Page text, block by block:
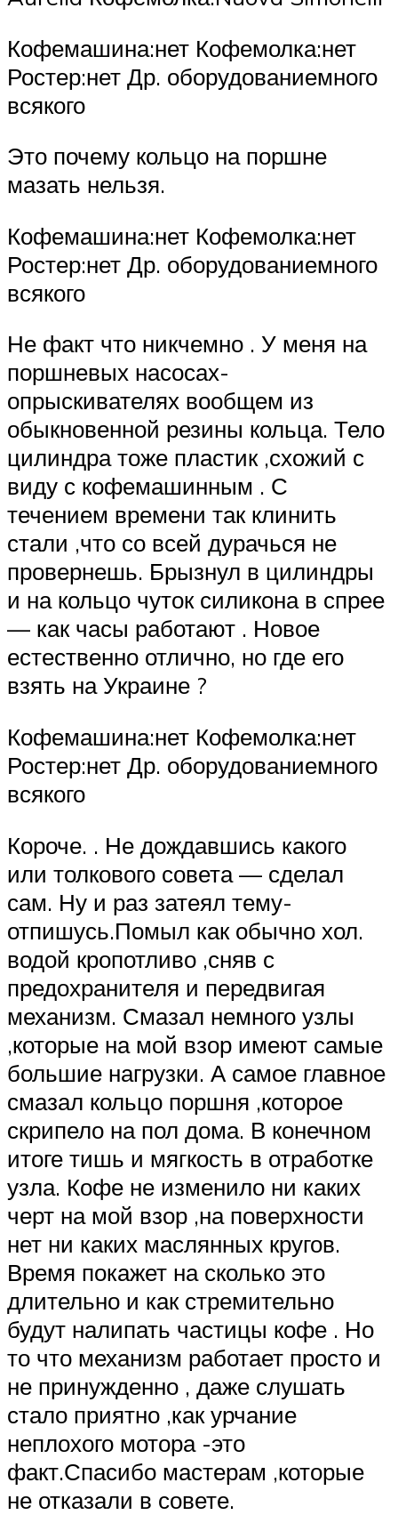
Кофемашина:нет Кофемолка:нет
Ростер:нет Др. оборудованиемного
всякого
Это почему кольцо на поршне
мазать нельзя.
Кофемашина:нет Кофемолка:нет
Ростер:нет Др. оборудованиемного
всякого
Не факт что никчемно . У меня на
поршневых насосах-
опрыскивателях вообщем из
обыкновенной резины кольца. Тело
цилиндра тоже пластик ,схожий с
виду с кофемашинным . С
течением времени так клинить
стали ,что со всей дурачься не
провернешь. Брызнул в цилиндры
и на кольцо чуток силикона в спрее
— как часы работают . Новое
естественно отлично, но где его
взять на Украине ?
Кофемашина:нет Кофемолка:нет
Ростер:нет Др. оборудованиемного
всякого
Короче. . Не дождавшись какого
или толкового совета — сделал
сам. Ну и раз затеял тему-
отпишусь.Помыл как обычно хол.
водой кропотливо ,сняв с
предохранителя и передвигая
механизм. Смазал немного узлы
,которые на мой взор имеют самые
большие нагрузки. А самое главное
смазал кольцо поршня ,которое
скрипело на пол дома. В конечном
итоге тишь и мягкость в отработке
узла. Кофе не изменило ни каких
черт на мой взор ,на поверхности
нет ни каких маслянных кругов.
Время покажет на сколько это
длительно и как стремительно
будут налипать частицы кофе . Но
то что механизм работает просто и
не принужденно , даже слушать
стало приятно ,как урчание
неплохого мотора -это
факт.Спасибо мастерам ,которые
не отказали в совете.